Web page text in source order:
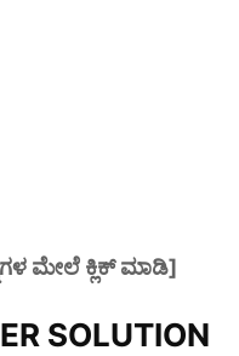
ಮೇಲೆ ಕ್ಲಿಕ್ ಮಾಡಿ]
SOLUTION